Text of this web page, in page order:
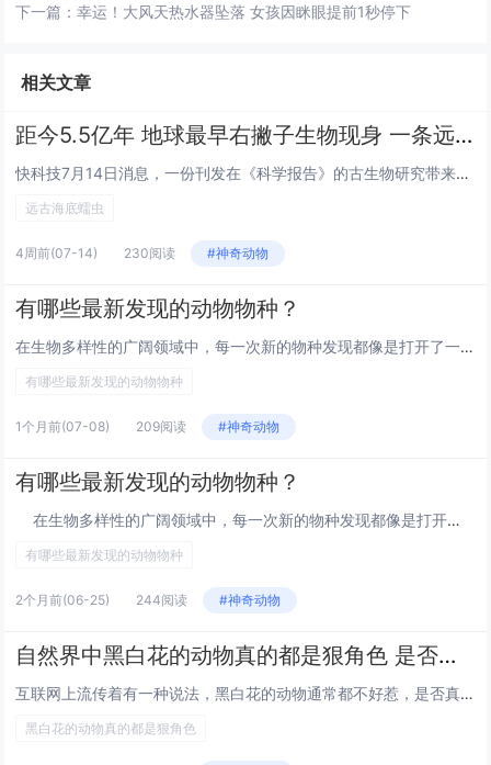
下一篇：幸运！大风天热水器坠落 女孩因眯眼提前1秒停下
相关文章
距今5.5亿年 地球最早右撇子生物现身 一条远古海底蠕虫
快科技7月14日消息，一份刊发在《科学报告》的古生物研究带来全新发现，距今约5.5亿年的远古海洋生物斯普里格蠕虫，是目前...
远古海底蠕虫
4周前(07-14) 230阅读 #神奇动物
有哪些最新发现的动物物种？
在生物多样性的广阔领域中，每一次新的物种发现都像是打开了一扇通向未知世界的窗户。最近，科学家们在地球的各个角落发现了一些...
有哪些最新发现的动物物种
1个月前(07-08) 209阅读 #神奇动物
有哪些最新发现的动物物种？
在生物多样性的广阔领域中，每一次新的物种发现都像是打开了一扇通向未知世界的窗户。最近，科学家...
有哪些最新发现的动物物种
2个月前(06-25) 244阅读 #神奇动物
自然界中黑白花的动物真的都是狠角色 是否有事实依据？
互联网上流传着有一种说法，黑白花的动物通常都不好惹，是否真的如此？黑+白真的很百搭。在自然界，想让人看见的动物可以搞黑白...
黑白花的动物真的都是狠角色